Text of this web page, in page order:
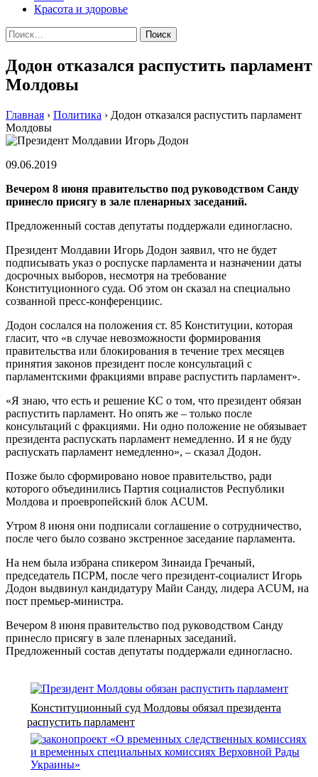
Красота и здоровье
Найти:
Додон отказался распустить парламент
Молдовы
Главная › Политика › Додон отказался распустить парламент
Молдовы
09.06.2019
Вечером 8 июня правительство под руководством Санду
принесло присягу в зале пленарных заседаний.
Предложенный состав депутаты поддержали единогласно.
Президент Молдавии Игорь Додон заявил, что не будет
подписывать указ о роспуске парламента и назначении даты
досрочных выборов, несмотря на требование
Конституционного суда. Об этом он сказал на специально
созванной пресс-конференциис.
Додон сослался на положения ст. 85 Конституции, которая
гласит, что «в случае невозможности формирования
правительства или блокирования в течение трех месяцев
принятия законов президент после консультаций с
парламентскими фракциями вправе распустить парламент».
«Я знаю, что есть и решение КС о том, что президент обязан
распустить парламент. Но опять же – только после
консультаций с фракциями. Ни одно положение не обязывает
президента распускать парламент немедленно. И я не буду
распускать парламент немедленно», – сказал Додон.
Позже было сформировано новое правительство, ради
которого объединились Партия социалистов Республики
Молдова и проевропейский блок ACUM.
Утром 8 июня они подписали соглашение о сотрудничество,
после чего было созвано экстренное заседание парламента.
На нем была избрана спикером Зинаида Гречаный,
председатель ПСРМ, после чего президент-социалист Игорь
Додон выдвинул кандидатуру Майи Санду, лидера ACUM, на
пост премьер-министра.
Вечером 8 июня правительство под руководством Санду
принесло присягу в зале пленарных заседаний.
Предложенный состав депутаты поддержали единогласно.
Конституционный суд Молдовы обязал президента
распустить парламент